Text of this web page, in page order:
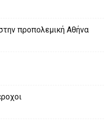
προπολεμική Αθήνα